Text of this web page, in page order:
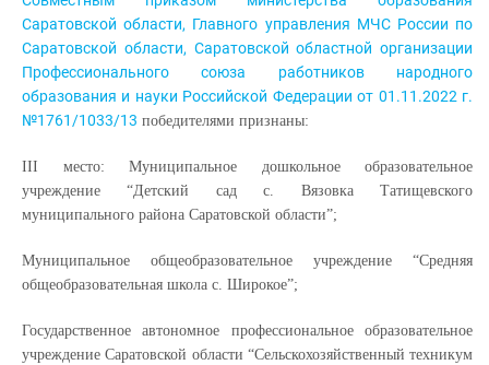
Саратовской области, Главного управления МЧС России по
Саратовской области, Саратовской областной организации
Профессионального союза работников народного
образования и науки Российской Федерации от 01.11.2022 г.
№1761/1033/13 победителями признаны:
III место: Муниципальное дошкольное образовательное
учреждение “Детский сад с. Вязовка Татищевского
муниципального района Саратовской области”;
Муниципальное общеобразовательное учреждение “Средняя
общеобразовательная школа с. Широкое”;
Государственное автономное профессиональное образовательное
учреждение Саратовской области “Сельскохозяйственный техникум